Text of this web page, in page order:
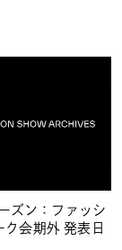
ズン：ファッシ
ク会期外 発表日